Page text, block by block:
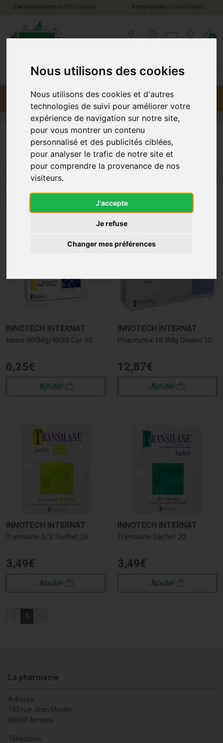
Nous utilisons des cookies
Nous utilisons des cookies et d'autres
technologies de suivi pour améliorer votre
expérience de navigation sur notre site,
pour vous montrer un contenu
personnalisé et des publicités ciblées,
pour analyser le trafic de notre site et
pour comprendre la provenance de nos
visiteurs.
J'accepte
Je refuse
Changer mes préférences
Livraison gratuite dès 89€ d’achats * Retrait gratuiten Click & Collect
0
Menu Promotions
Innotech Internat
Menu/Filtres
INNOTECH INTERNAT
Ideos 500Mg/400Ui Cpr 60
6,25€
Ajouter
INNOTECH INTERNAT
Pharmatex 18,9Mg Ovules 10
12,87€
Ajouter
INNOTECH INTERNAT
Transilane S/S Sachet 20
3,49€
Ajouter
INNOTECH INTERNAT
Transilane Sachet 20
3,49€
Ajouter
1
La pharmacie
Adresse
190 rue Jean Moulin
80000 Amiens
Téléphone